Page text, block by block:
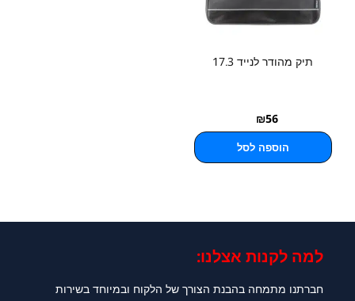
תיק מהודר לנייד 17.3
₪56
הוספה לסל
למה לקנות אצלנו:​
חברתנו מתמחה בהבנת הצורך של הלקוח ובמיוחד בשירות